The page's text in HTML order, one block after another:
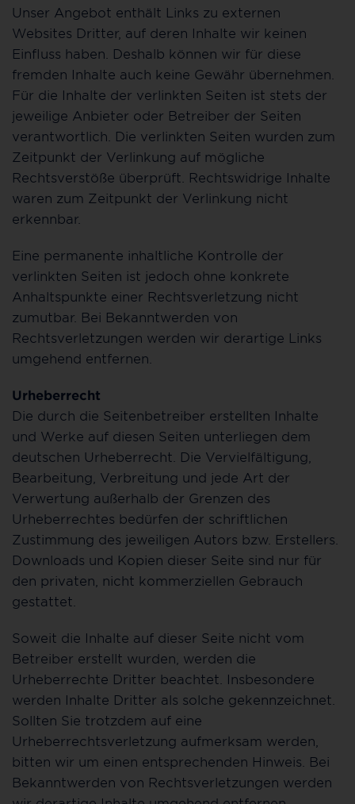
Unser Angebot enthält Links zu externen
Websites Dritter, auf deren Inhalte wir keinen
Einfluss haben. Deshalb können wir für diese
fremden Inhalte auch keine Gewähr übernehmen.
Für die Inhalte der verlinkten Seiten ist stets der
jeweilige Anbieter oder Betreiber der Seiten
verantwortlich. Die verlinkten Seiten wurden zum
Zeitpunkt der Verlinkung auf mögliche
Rechtsverstöße überprüft. Rechtswidrige Inhalte
waren zum Zeitpunkt der Verlinkung nicht
erkennbar.
Eine permanente inhaltliche Kontrolle der
verlinkten Seiten ist jedoch ohne konkrete
Anhaltspunkte einer Rechtsverletzung nicht
zumutbar. Bei Bekanntwerden von
Rechtsverletzungen werden wir derartige Links
umgehend entfernen.
Urheberrecht
Die durch die Seitenbetreiber erstellten Inhalte
und Werke auf diesen Seiten unterliegen dem
deutschen Urheberrecht. Die Vervielfältigung,
Bearbeitung, Verbreitung und jede Art der
Verwertung außerhalb der Grenzen des
Urheberrechtes bedürfen der schriftlichen
Zustimmung des jeweiligen Autors bzw. Erstellers.
Downloads und Kopien dieser Seite sind nur für
den privaten, nicht kommerziellen Gebrauch
gestattet.
Soweit die Inhalte auf dieser Seite nicht vom
Betreiber erstellt wurden, werden die
Urheberrechte Dritter beachtet. Insbesondere
werden Inhalte Dritter als solche gekennzeichnet.
Sollten Sie trotzdem auf eine
Urheberrechtsverletzung aufmerksam werden,
bitten wir um einen entsprechenden Hinweis. Bei
Bekanntwerden von Rechtsverletzungen werden